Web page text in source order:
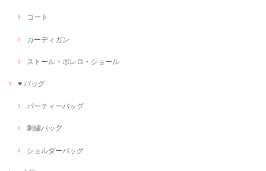
コート
カーディガン
ストール・ボレロ・ショール
♥ バッグ
パーティーバッグ
刺繍バッグ
ショルダーバッグ